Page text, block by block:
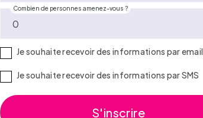
Combien de personnes amenez-vous ?
Je souhaite recevoir des informations par email
Je souhaite recevoir des informations par SMS